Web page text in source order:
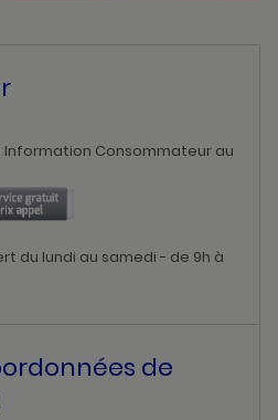
Consommateur au
du lundi au samedi - de 9h à
de